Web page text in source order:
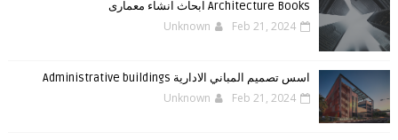
Architecture Books ابحاث انشاء معمارى
Unknown Feb 21, 2024
اسس تصميم المباني الادارية Administrative buildings
Unknown Feb 21, 2024